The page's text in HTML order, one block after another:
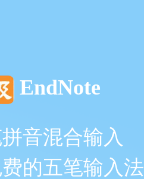
EndNote
音混合输入
的五笔输入法